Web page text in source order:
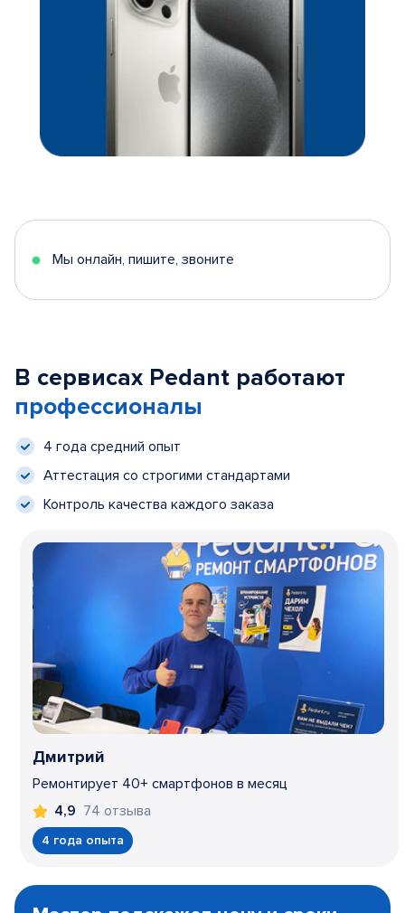
Мы онлайн, пишите, звоните
В сервисах Pedant работают
профессионалы
4 года средний опыт
Аттестация со строгими стандартами
Контроль качества каждого заказа
Дмитрий
Ремонтирует 40+ смартфонов в месяц
4,9 74 отзыва
4 года опыта
1